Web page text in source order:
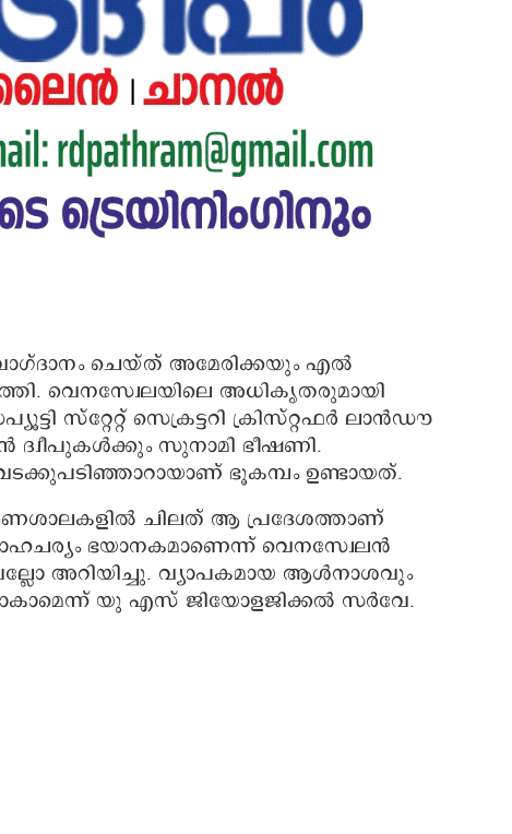
ചെയ്ത് അമേരിക്കയും എൽ
വെനസ്വേലയിലെ അധികൃതരുമായി
സ്റ്റേറ്റ് സെക്രട്ടറി ക്രിസ്റ്റഫർ ലാൻഡൗ
ദ്വീപുകൾക്കും സുനാമി ഭീഷണി.
ഭൂകമ്പം ഉണ്ടായത്.
ചിലത് ആ പ്രദേശത്താണ്
ഭയാനകമാണെന്ന് വെനസ്വേലൻ
അറിയിച്ചു. വ്യാപകമായ ആൾനാശവും
യു എസ് ജിയോളജിക്കൽ സർവേ.